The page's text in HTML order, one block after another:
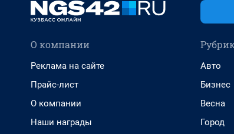
О компании
Реклама на сайте
Прайс-лист
О компании
Наши награды
Авто
Бизнес
Весна
Город